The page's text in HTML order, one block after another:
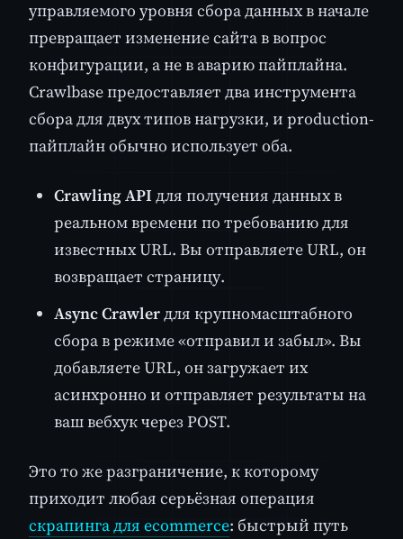
управляемого уровня сбора данных в начале
превращает изменение сайта в вопрос
конфигурации, а не в аварию пайплайна.
Crawlbase предоставляет два инструмента
сбора для двух типов нагрузки, и production-
пайплайн обычно использует оба.
Crawling API для получения данных в
реальном времени по требованию для
известных URL. Вы отправляете URL, он
возвращает страницу.
Async Crawlerдля крупномасштабного
сбора в режиме «отправил и забыл». Вы
добавляете URL, он загружает их
асинхронно и отправляет результаты на
ваш вебхук через POST.
Это то же разграничение, к которому
приходит любая серьёзная операция
скрапинга для ecommerce: быстрый путь